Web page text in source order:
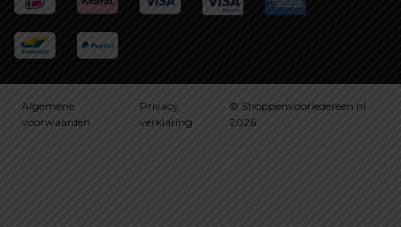
Algemene
voorwaarden
Privacy
verklaring
© Shoppenvooriedereen.nl
2026